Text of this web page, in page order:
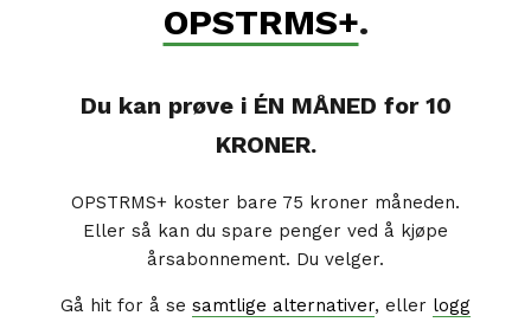
OPSTRMS+.
Du kan prøve i ÉN MÅNED for 10
KRONER.
OPSTRMS+ koster bare 75 kroner måneden.
Eller så kan du spare penger ved å kjøpe
årsabonnement. Du velger.
Gå hit for å se samtlige alternativer, eller logg